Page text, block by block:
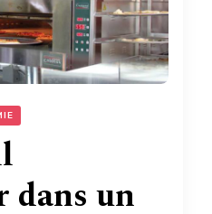
dans un